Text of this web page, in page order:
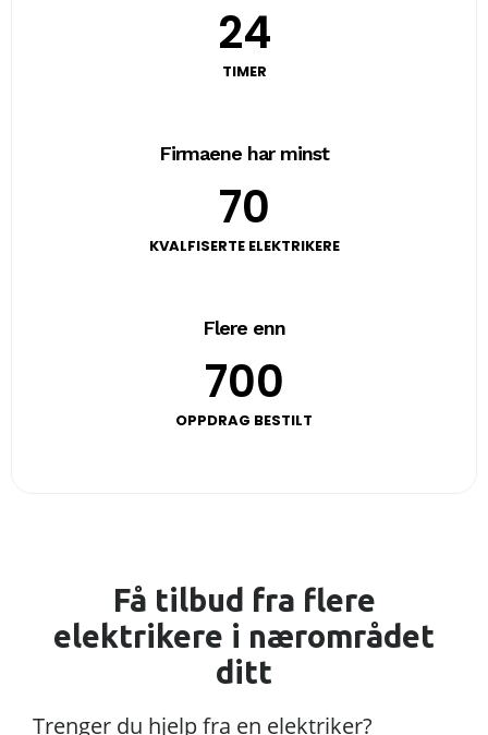
24
TIMER
Firmaene har minst
70
KVALFISERTE ELEKTRIKERE
Flere enn
700
OPPDRAG BESTILT
Få tilbud fra flere
elektrikere i nærområdet
ditt
Trenger du hjelp fra en elektriker?